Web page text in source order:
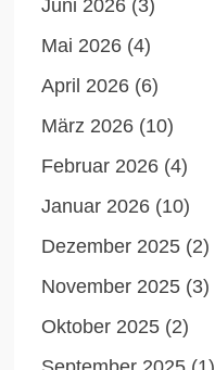
Juni 2026 (3)
Mai 2026 (4)
April 2026 (6)
März 2026 (10)
Februar 2026 (4)
Januar 2026 (10)
Dezember 2025 (2)
November 2025 (3)
Oktober 2025 (2)